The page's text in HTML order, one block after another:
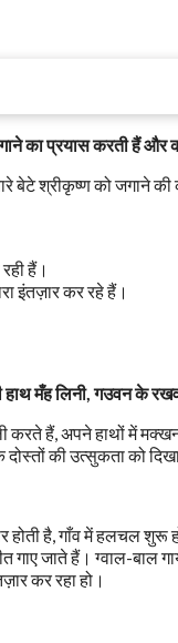
का प्रयास करती हैं
बेटे श्रीकृष्ण को
हैं।
इंतज़ार कर रहे हैं।
हाथ मँह लिनी, गउवन के
करते हैं, अपने हाथों में
की उत्सुकता को
है, गाँव में हलचल शुरू
जाते हैं। ग्वाल-बाल
कर रहा हो।